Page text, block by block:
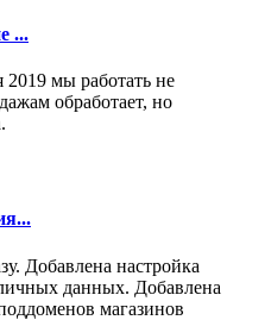
...
2019 мы работать не
обработает, но
Добавлена настройка
данных. Добавлена
магазинов